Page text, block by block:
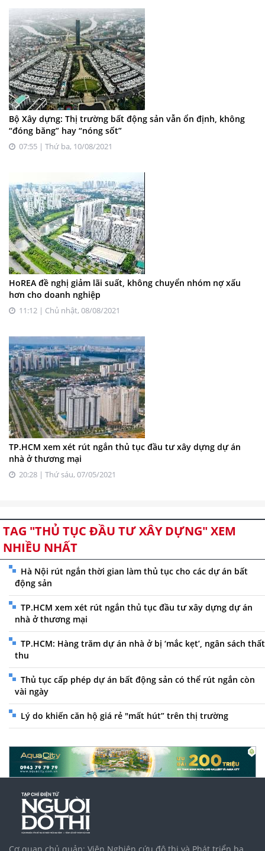
Bộ Xây dựng: Thị trường bất động sản vẫn ổn định, không
“đóng băng” hay “nóng sốt”
07:55 | Thứ ba, 10/08/2021
HoREA đề nghị giảm lãi suất, không chuyển nhóm nợ xấu
hơn cho doanh nghiệp
11:12 | Chủ nhật, 08/08/2021
TP.HCM xem xét rút ngắn thủ tục đầu tư xây dựng dự án
nhà ở thương mại
20:28 | Thứ sáu, 07/05/2021
TAG "THỦ TỤC ĐẦU TƯ XÂY DỰNG" XEM
NHIỀU NHẤT
Hà Nội rút ngắn thời gian làm thủ tục cho các dự án bất
động sản
TP.HCM xem xét rút ngắn thủ tục đầu tư xây dựng dự án
nhà ở thương mại
TP.HCM: Hàng trăm dự án nhà ở bị ‘mắc kẹt’, ngân sách thất
thu
Thủ tục cấp phép dự án bất động sản có thể rút ngắn còn
vài ngày
Lý do khiến căn hộ giá rẻ "mất hút” trên thị trường
Cơ quan chủ quản: Viện Nghiên cứu đô thị và Phát triển hạ